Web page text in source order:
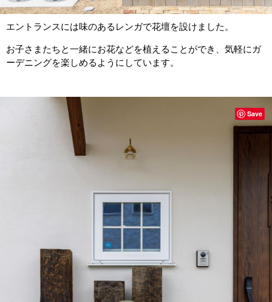
エントランスには味のあるレンガで花壇を設けました。
お子さまたちと一緒にお花などを植えることができ、気軽にガ
ーデニングを楽しめるようにしています。
Save